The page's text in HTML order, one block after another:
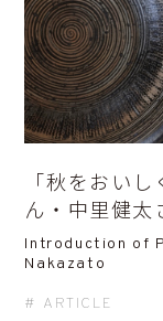
「秋をおい
ん・中里健太
Introduction of
Nakazato
ARTICLE